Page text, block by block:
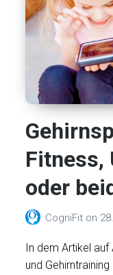
Fitness,
oder
CogniFit on
In dem Artikel auf
und